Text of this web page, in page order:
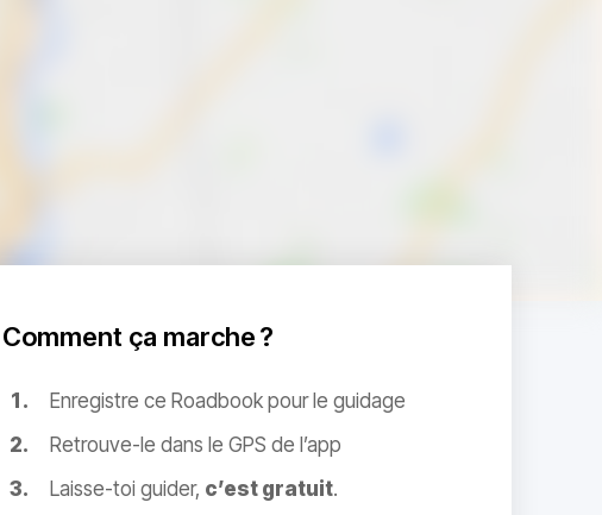
Comment ça marche ?
Enregistre ce Roadbook pour le guidage
Retrouve-le dans le GPS de l’app
Laisse-toi guider, c’est gratuit.